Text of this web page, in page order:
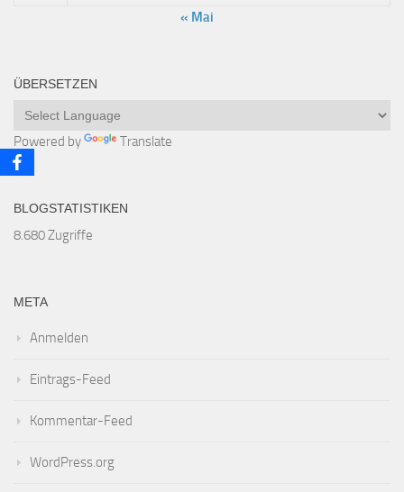
« Mai
ÜBERSETZEN
Powered by Translate
BLOGSTATISTIKEN
8.680 Zugriffe
META
Anmelden
Eintrags-Feed
Kommentar-Feed
WordPress.org